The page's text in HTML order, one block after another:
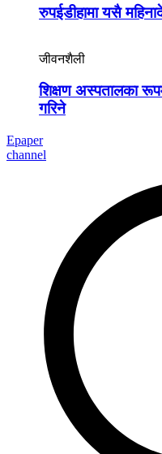
रुपईडीहामा यसै
जीवनशैली
शिक्षण अस्पतालका
गरिने
Epaper
channel